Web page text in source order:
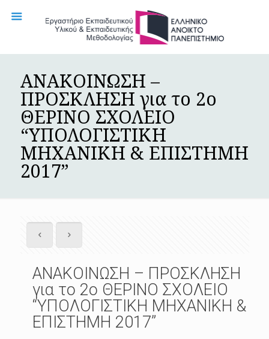
ΑΝΑΚΟΙΝΩΣΗ –
ΠΡΟΣΚΛΗΣΗ για το 2ο
ΘΕΡΙΝΟ ΣΧΟΛΕΙΟ
“ΥΠΟΛΟΓΙΣΤΙΚΗ
ΜΗΧΑΝΙΚΗ & ΕΠΙΣΤΗΜΗ
2017”
ΑΝΑΚΟΙΝΩΣΗ – ΠΡΟΣΚΛΗΣΗ
για το 2ο ΘΕΡΙΝΟ ΣΧΟΛΕΙΟ
“ΥΠΟΛΟΓΙΣΤΙΚΗ ΜΗΧΑΝΙΚΗ &
ΕΠΙΣΤΗΜΗ 2017”